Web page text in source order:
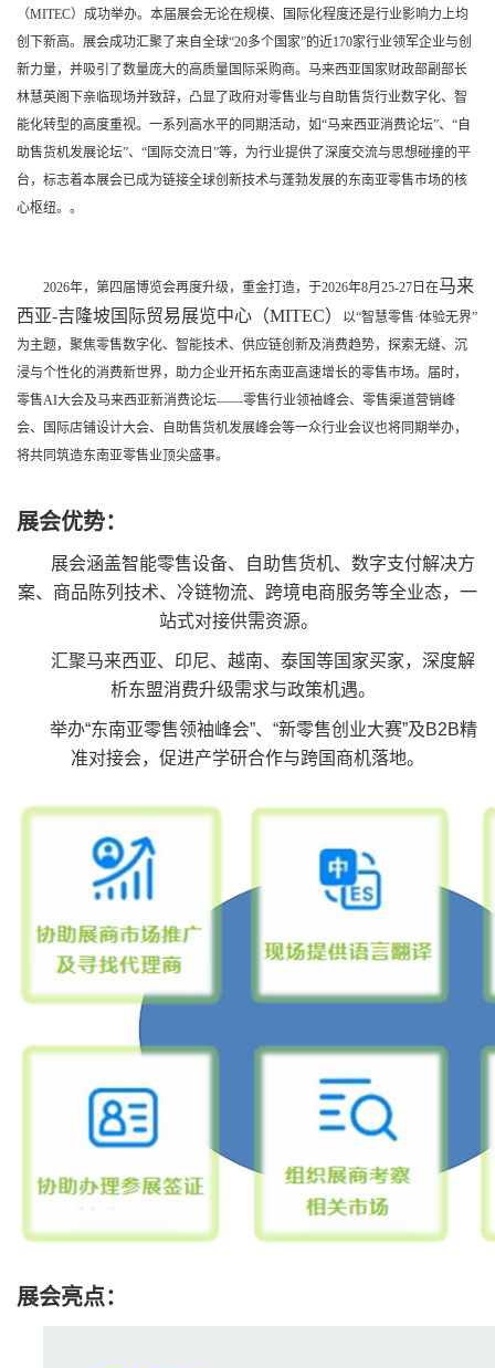
（MITEC）成功举办。本届展会无论在规模、国际化程度还是行业影响力上均
创下新高。展会成功汇聚了来自全球“20多个国家”的近170家行业领军企业与创
新力量，并吸引了数量庞大的高质量国际采购商。马来西亚国家财政部副部长
林慧英阁下亲临现场并致辞，凸显了政府对零售业与自助售货行业数字化、智
能化转型的高度重视。一系列高水平的同期活动，如“马来西亚消费论坛”、“自
助售货机发展论坛”、“国际交流日”等，为行业提供了深度交流与思想碰撞的平
台，标志着本展会已成为链接全球创新技术与蓬勃发展的东南亚零售市场的核
心枢纽。。
2026年，第四届博览会再度升级，重金打造，于2026年8月25-27日在马来
西亚-吉隆坡国际贸易展览中心（MITEC）
以“智慧零售·体验无界”
为主题，聚焦零售数字化、智能技术、供应链创新及消费趋势，探索无缝、沉
浸与个性化的消费新世界，助力企业开拓东南亚高速增长的零售市场。届时，
零售AI大会及马来西亚新消费论坛——零售行业领袖峰会、零售渠道营销峰
会、国际店铺设计大会、自助售货机发展峰会等一众行业会议也将同期举办，
将共同筑造东南亚零售业顶尖盛事。
展会优势：
展会涵盖智能零售设备、自助售货机、数字支付解决方
案、商品陈列技术、冷链物流、跨境电商服务等全业态，一
站式对接供需资源。
汇聚马来西亚、印尼、越南、泰国等国家买家，深度解
析东盟消费升级需求与政策机遇。
举办“东南亚零售领袖峰会”、“新零售创业大赛”及B2B精
准对接会，促进产学研合作与跨国商机落地。
展会亮点：